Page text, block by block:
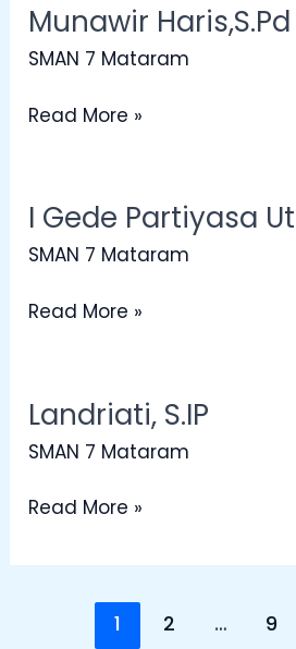
Munawir Haris,S.Pd
SMAN 7 Mataram
Munawir
Haris,S.Pd
Read More »
I Gede Partiyasa
SMAN 7 Mataram
I
Gede
Utama,S.Pd
Read More »
Landriati, S.IP
SMAN 7 Mataram
Landriati,
S.IP
Read More »
1 2 … 9